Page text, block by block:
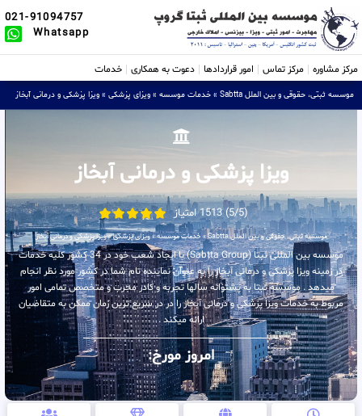
021-91094757
Whatsapp
مرکز مشاوره مرکز تماس امور قراردادها دعوت به همکاری خدمات
موسسه ثبتی، حقوقی و بین الملل Sabtta » خدمات موسسه » ویزای پزشکی » ویزا پزشکی و درمانی آبخاز
ویزا پزشکی و درمانی آبخاز
(5/5) 1513 امتیاز
موسسه ثبتی، حقوقی و بین الملل Sabtta » خدمات موسسه»ویزای پزشکی»ویزا پزشکی و درمانی آبخاز
موسسه بین المللی ثبتا (Sabtta Group) با ایجاد شعب خود در 34 کشور کلیه خدمات
در زمینه ویزا پزشکی و درمانی آبخاز را به عنوان نماینده تام شما در کشور مورد نظر انجام
میدهد . موسسه ثبتا به پشتوانه سالها تجربه و کادر مجرب و متخصص تمامی امور
مربوط به خدمات ویزا پزشکی و درمانی آبخاز را در در سریع ترین زمان ممکن به متقاضیان
ارائه میکند .
امروز مورخ: